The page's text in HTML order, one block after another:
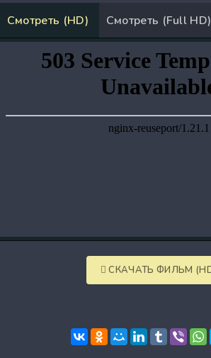
Смотреть (HD) Смотреть (Full HD)
СКАЧАТЬ ФИЛЬМ